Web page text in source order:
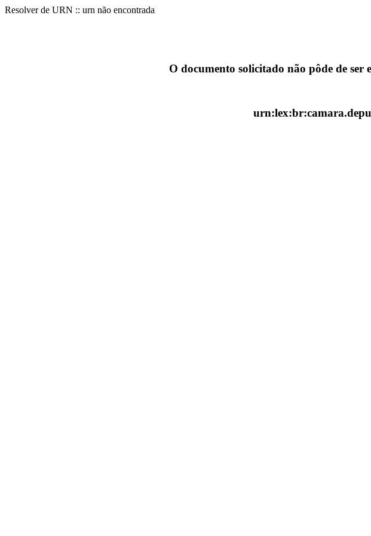
Resolver de URN :: urn não encontrada
O documento solicitado não pôde de